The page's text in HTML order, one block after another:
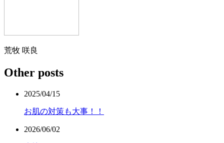
荒牧 咲良
Other posts
2025/04/15
お肌の対策も大事！！
2026/06/02